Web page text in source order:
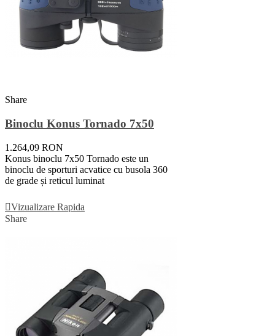
Share
Binoclu Konus Tornado 7x50
1.264,09 RON
Konus binoclu 7x50 Tornado este un
binoclu de sporturi acvatice cu busola 360
de grade și reticul luminat
Vizualizare Rapida
Share